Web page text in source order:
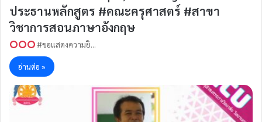
ประธานหลักสูตร #คณะครุศาสตร์ #สาขา
วิชาการสอนภาษาอังกฤษ
#ขอแสดงความยิ…
อ่านต่อ »